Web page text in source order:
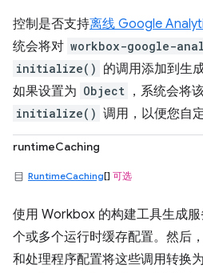
控制是否支持离线 Google
统会将对 workbox-google-
initialize() 的调用添加到生
如果设置为 Object ，系统会将
initialize() 调用，以便您自
runtimeCaching
RuntimeCaching[] 可选
使用 Workbox 的构建工具生成
个或多个运行时缓存配置。然后
和处理程序配置将这些调用转换为